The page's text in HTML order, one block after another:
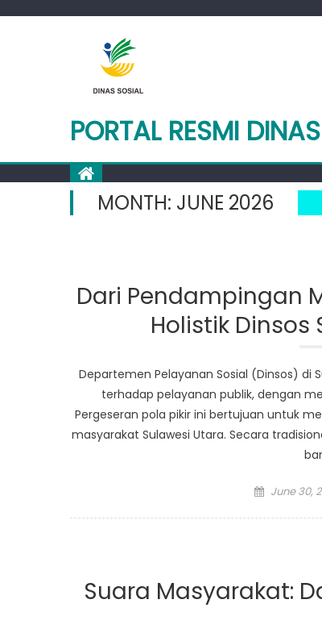
PORTAL RESMI
MONTH: JUNE 2026
Dari Pendampingan
Holistik
Departemen Pelayanan Sosial (Dinsos) di
terhadap pelayanan publik, dengan
Pergeseran pola pikir ini bertujuan untuk
masyarakat Sulawesi Utara. Secara
Posted
June 30,
Suara Masyarakat: